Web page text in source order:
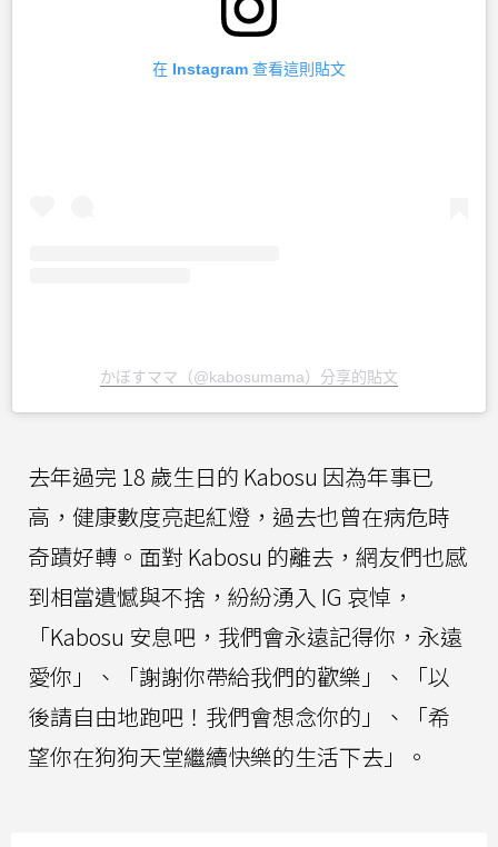
在 Instagram 查看這則貼文
かぼすママ（@kabosumama）分享的貼文
去年過完 18 歲生日的 Kabosu 因為年事已
高，健康數度亮起紅燈，過去也曾在病危時
奇蹟好轉。面對 Kabosu 的離去，網友們也感
到相當遺憾與不捨，紛紛湧入 IG 哀悼，
「Kabosu 安息吧，我們會永遠記得你，永遠
愛你」、「謝謝你帶給我們的歡樂」、「以
後請自由地跑吧！我們會想念你的」、「希
望你在狗狗天堂繼續快樂的生活下去」。